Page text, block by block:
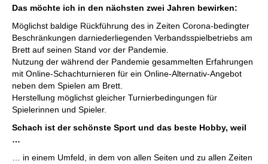
Das möchte ich in den nächsten zwei Jahren bewirken:
Möglichst baldige Rückführung des in Zeiten Corona-bedingter
Beschränkungen darniederliegenden Verbandsspielbetriebs am
Brett auf seinen Stand vor der Pandemie.
Nutzung der während der Pandemie gesammelten Erfahrungen
mit Online-Schachturnieren für ein Online-Alternativ-Angebot
neben dem Spielen am Brett.
Herstellung möglichst gleicher Turnierbedingungen für
Spielerinnen und Spieler.
Schach ist der schönste Sport und das beste Hobby, weil
…
… in einem Umfeld, in dem von allen Seiten und zu allen Zeiten